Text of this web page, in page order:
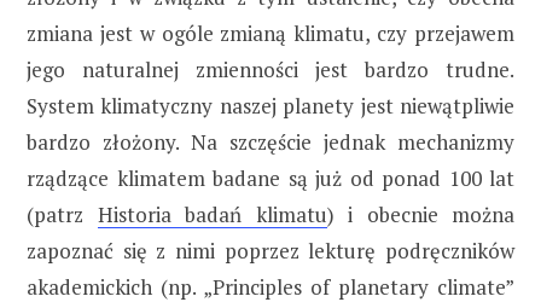
zmiana jest w ogóle zmianą klimatu, czy przejawem
jego naturalnej zmienności jest bardzo trudne.
System klimatyczny naszej planety jest niewątpliwie
bardzo złożony. Na szczęście jednak mechanizmy
rządzące klimatem badane są już od ponad 100 lat
(patrz Historia badań klimatu) i obecnie można
zapoznać się z nimi poprzez lekturę podręczników
akademickich (np. „Principles of planetary climate”